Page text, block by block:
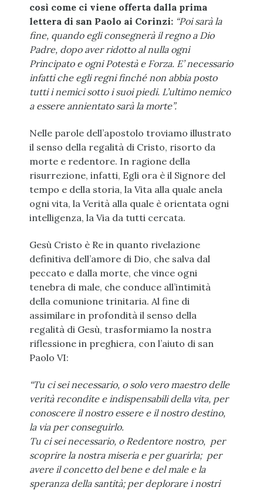
così come ci viene offerta dalla prima
lettera di san Paolo ai Corinzi: “Poi sarà la
fine, quando egli consegnerà il regno a Dio
Padre, dopo aver ridotto al nulla ogni
Principato e ogni Potestà e Forza. E’ necessario
infatti che egli regni finché non abbia posto
tutti i nemici sotto i suoi piedi. L’ultimo nemico
a essere annientato sarà la morte”.
Nelle parole dell’apostolo troviamo illustrato
il senso della regalità di Cristo, risorto da
morte e redentore. In ragione della
risurrezione, infatti, Egli ora è il Signore del
tempo e della storia, la Vita alla quale anela
ogni vita, la Verità alla quale è orientata ogni
intelligenza, la Via da tutti cercata.
Gesù Cristo è Re in quanto rivelazione
definitiva dell’amore di Dio, che salva dal
peccato e dalla morte, che vince ogni
tenebra di male, che conduce all’intimità
della comunione trinitaria. Al fine di
assimilare in profondità il senso della
regalità di Gesù, trasformiamo la nostra
riflessione in preghiera, con l’aiuto di san
Paolo VI:
“Tu ci sei necessario, o solo vero maestro delle
verità recondite e indispensabili della vita, per
conoscere il nostro essere e il nostro destino,
la via per conseguirlo.
Tu ci sei necessario, o Redentore nostro, per
scoprire la nostra miseria e per guarirla; per
avere il concetto del bene e del male e la
speranza della santità; per deplorare i nostri